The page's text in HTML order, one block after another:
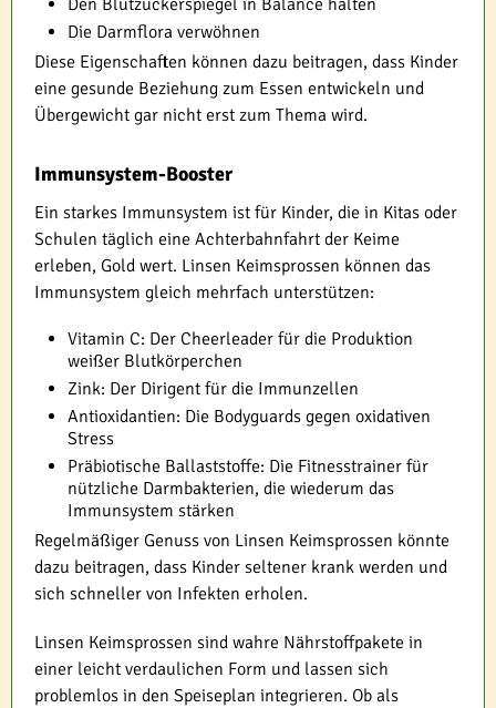
Die Darmflora verwöhnen
Diese Eigenschaften können dazu beitragen, dass Kinder
eine gesunde Beziehung zum Essen entwickeln und
Übergewicht gar nicht erst zum Thema wird.
Immunsystem-Booster
Ein starkes Immunsystem ist für Kinder, die in Kitas oder
Schulen täglich eine Achterbahnfahrt der Keime
erleben, Gold wert. Linsen Keimsprossen können das
Immunsystem gleich mehrfach unterstützen:
Vitamin C: Der Cheerleader für die Produktion
weißer Blutkörperchen
Zink: Der Dirigent für die Immunzellen
Antioxidantien: Die Bodyguards gegen oxidativen
Stress
Präbiotische Ballaststoffe: Die Fitnesstrainer für
nützliche Darmbakterien, die wiederum das
Immunsystem stärken
Regelmäßiger Genuss von Linsen Keimsprossen könnte
dazu beitragen, dass Kinder seltener krank werden und
sich schneller von Infekten erholen.
Linsen Keimsprossen sind wahre Nährstoffpakete in
einer leicht verdaulichen Form und lassen sich
problemlos in den Speiseplan integrieren. Ob als